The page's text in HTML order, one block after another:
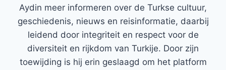
Aydin meer informeren over de Turkse cultuur,
geschiedenis, nieuws en reisinformatie, daarbij
leidend door integriteit en respect voor de
diversiteit en rijkdom van Turkije. Door zijn
toewijding is hij erin geslaagd om het platform